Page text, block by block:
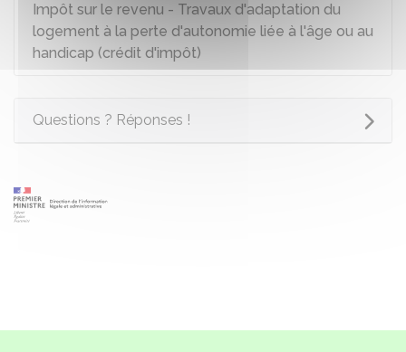
Impôt sur le revenu - Travaux d'adaptation du
logement à la perte d'autonomie liée à l'âge ou au
handicap (crédit d'impôt)
Questions ? Réponses !